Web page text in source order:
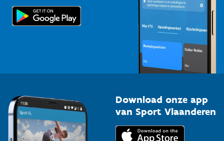
Topsporters
Download onze app
van Sport Vlaanderen